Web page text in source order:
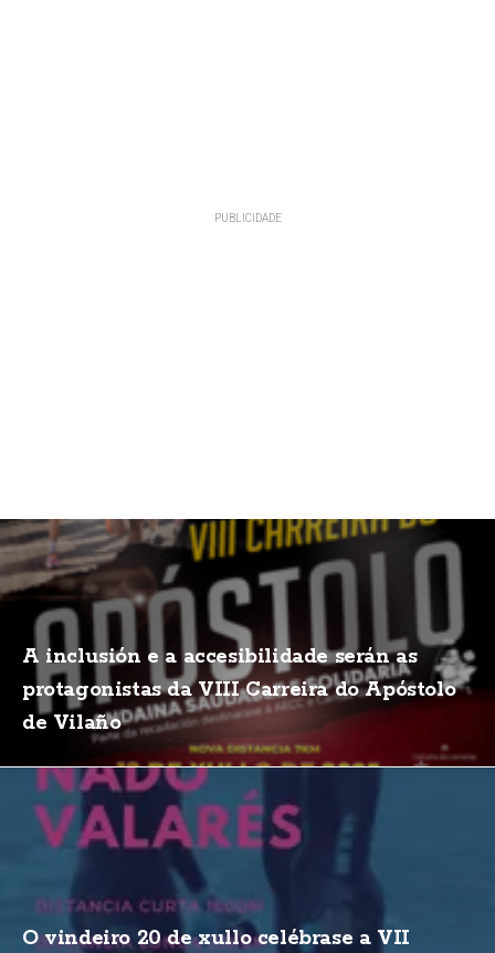
A inclusión e a accesibilidade serán as
protagonistas da VIII Carreira do Apóstolo
de Vilaño
O vindeiro 20 de xullo celébrase a VII